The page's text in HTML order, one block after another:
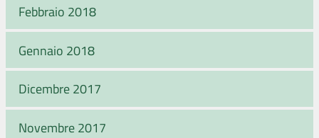
Febbraio 2018
Gennaio 2018
Dicembre 2017
Novembre 2017